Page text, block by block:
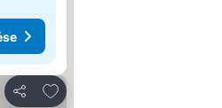
Megosztás
Hozzáadás a kedvencekhez